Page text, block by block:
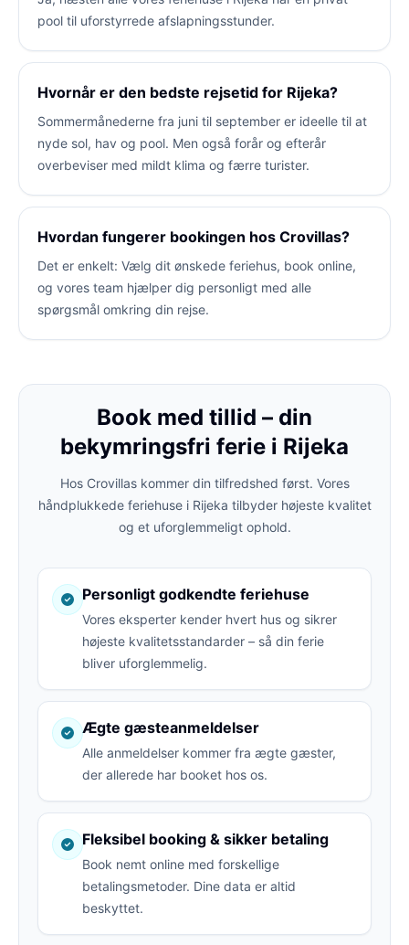
pool til uforstyrrede afslapningsstunder.
Hvornår er den bedste rejsetid for Rijeka?
Sommermånederne fra juni til september er ideelle til at
nyde sol, hav og pool. Men også forår og efterår
overbeviser med mildt klima og færre turister.
Hvordan fungerer bookingen hos Crovillas?
Det er enkelt: Vælg dit ønskede feriehus, book online,
og vores team hjælper dig personligt med alle
spørgsmål omkring din rejse.
Book med tillid – din
bekymringsfri ferie i Rijeka
Hos Crovillas kommer din tilfredshed først. Vores
håndplukkede feriehuse i Rijeka tilbyder højeste kvalitet
og et uforglemmeligt ophold.
Personligt godkendte feriehuse
Vores eksperter kender hvert hus og sikrer
højeste kvalitetsstandarder – så din ferie
bliver uforglemmelig.
Ægte gæsteanmeldelser
Alle anmeldelser kommer fra ægte gæster,
der allerede har booket hos os.
Fleksibel booking & sikker betaling
Book nemt online med forskellige
betalingsmetoder. Dine data er altid
beskyttet.